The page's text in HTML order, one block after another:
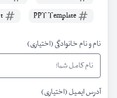
نام و نام خانوادگی (اختیاری)
آدرس ایمیل (اختیاری)